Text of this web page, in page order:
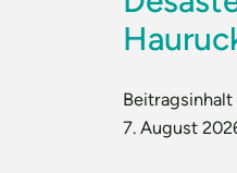
Beitragsinhalt
7. August